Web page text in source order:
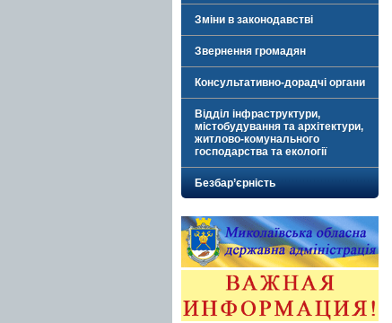
Зміни в законодавстві
Звернення громадян
Консультативно-дорадчі органи
Відділ інфраструктури,
містобудування та архітектури,
житлово-комунального
господарства та екології
Безбар’єрність